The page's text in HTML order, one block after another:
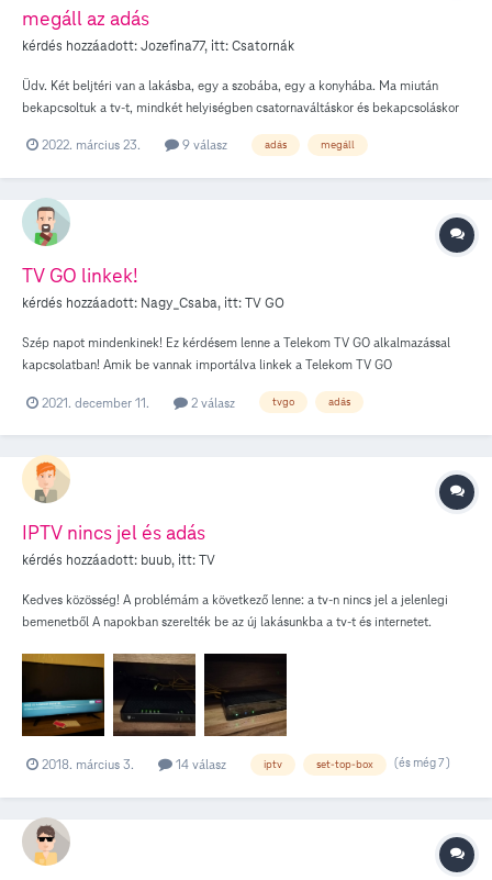
megáll az adás
kérdés hozzáadott:Jozefina77, itt:Csatornák
Üdv. Két beljtéri van a lakásba, egy a szobába, egy a konyhába. Ma miután
bekapcsoltuk a tv-t, mindkét helyiségben csatornaváltáskor és bekapcsoláskor
2022. március 23.
9 válasz adás megáll
TV GO linkek!
kérdés hozzáadott: Nagy_Csaba, itt:TV GO
Szép napot mindenkinek! Ez kérdésem lenne a Telekom TV GO alkalmazással
kapcsolatban! Amik be vannak importálva linkek a Telekom TV GO
Azt, hogy lehetne megoldani, hogy kiexportálhassam a TV Stream linkeket és
szeretném HD minőségben nézni az adásokat gépről, s külső oldalakon, pl
Onlinestream, ott vagy nem HD, vagy késleltetett adások vannak! Köszönöm, ha
ez ügyben tudna valami nekem segíteni!
2021. december 11. 2 válasz tvgo adás
IPTV nincs jel és adás
kérdés hozzáadott: buub, itt:TV
Kedves közösség! A problémám a következő lenne: a tv-n nincs jel a jelenlegi
bemenetből A napokban szerelték be az új lakásunkba a tv-t és internetet.
digital plus set-top-boxot. Beszerelés utáni kábelrendezés után (hogy ne a szoba
közepén legyenek) nem működött az internet amit a szakember segítségével
sikerült megoldani, viszont egy másik kábelrendezés miatt (mikor a boxok a
helyükre kerültek a tv asztal polcán) az internet működött viszont nincs adás
illetve azt írja a tv- hogy nincs jel a jelenlegi bemenetből. Minden össze van
dugva, minden a helyén, ledek világítanak, kap áramot, a használati
útmutatóban lévő hibaelhárítási lépéseket is kipróbáltuk, újraindítás, (nem reset)
stb de sehogy sem jó. Valaki találkozott már hasonlóval? Mi lehet a probléma?
Valaki tud segíteni esetleg? Köszönettel Dávid
2018. március 3. 14 válasz iptv set-top-box (és még 7 )